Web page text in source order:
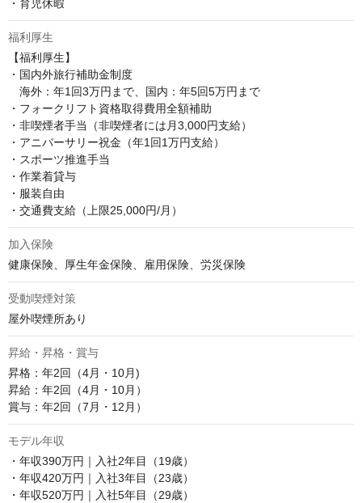
・育児休暇
福利厚生
【福利厚生】
・国内外旅行補助金制度
海外：年1回3万円まで、国内：年5回5万円まで
・フォークリフト資格取得費用全額補助
・非喫煙者手当（非喫煙者には月3,000円支給）
・アニバーサリー祝金（年1回1万円支給）
・スポーツ推進手当
・作業着貸与
・服装自由
・交通費支給（上限25,000円/月）
加入保険
健康保険、厚生年金保険、雇用保険、労災保険
受動喫煙対策
屋外喫煙所あり
昇給・昇格・賞与
昇格：年2回（4月・10月)
昇給：年2回（4月・10月）
賞与：年2回（7月・12月）
モデル年収
・年収390万円｜入社2年目（19歳）
・年収420万円｜入社3年目（23歳）
・年収520万円｜入社5年目（29歳）